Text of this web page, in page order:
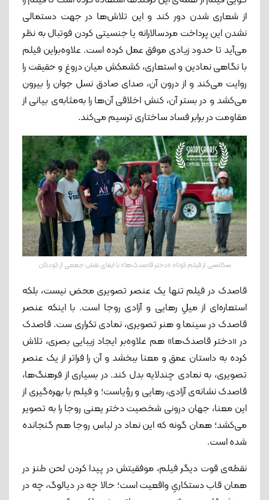
از شعاری شدن دور کند و این تلاش‌ها در جهت دستمالی
نشدن این پرداخت مردسالارانه یا جنسیتی کردن فوتبال به نظر
می‌آید تا حدود زیادی موفق عمل کرده است. علاوه‌براین فیلم
با نگاهی نمادین و استعاری، کشمکش میان دروغ و حقیقت را
روایت می‌کند و از درون آن، صدای صادق نسل جوان را بیرون
می‌کشد و در بستر آن، کنش اخلاقی آن‌ها را به‌مثابه‌ی بیانی از
مقاومت در برابر فساد ساختاری ترسیم می‌کند.
سکانسی از فیلم کوتاه «دختر قاصدک‌ها» با ایفای نقش جمعی از کودکان
قاصدک در فیلم تنها یک عنصر تصویری محض نیست، بلکه
استعاره‌ای از میلِ رهایی و آزادی روجا است. با اینکه عنصر
قاصدک در سینما و هنر تصویری، نمادی تکراری‌ ست. قاصدک
در «دختر قاصدک‌ها» هم علاوه‌بر ایجاد زیبایی بصری، تلاش
کرده به داستان عمق و معنا ببخشد و آن را فراتر از یک عنصر
تصویری، به نمادی چندلایه بدل کند. در بسیاری از فرهنگ‌ها،
قاصدک نشانه‌ی آزادی، رهایی و رؤیاست؛ و فیلم با بهره‌گیری از
این معنا، جهان درونی شخصیت‌ دختر یعنی روجا را به تصویر
می‌کشد؛ همان گونه که این نماد در لباس روجا هم گنجانده
شده است.
نقطه‌ی قوت دیگر فیلم، موفقیتش در پیدا کردن لحن طنز در
همان قاب دستکاریِ واقعیت است؛ حالا چه در دیالوگ، چه در